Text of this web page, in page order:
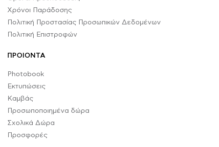
Χρόνοι Παράδοσης
Πολιτική Προστασίας Προσωπικών Δεδομένων
Πολιτική Επιστροφών
ΠΡΟΙΟΝΤΑ
Photobook
Εκτυπώσεις
Καμβάς
Προσωποποιημένα δώρα
Σχολικά Δώρα
Προσφορές